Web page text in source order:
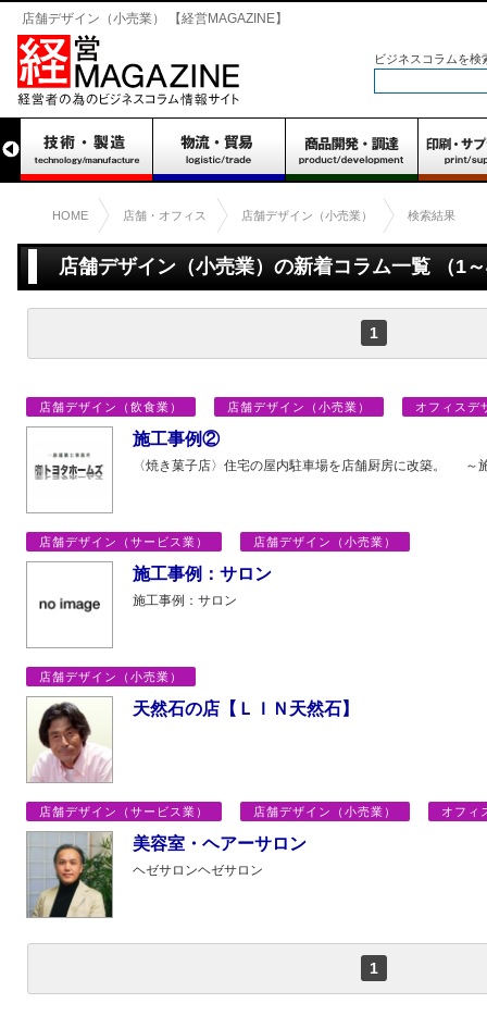
店舗デザイン（小売業） 【経営MAGAZINE】
ビジネスコラムを検
HOME 店舗・オフィス 店舗デザイン（小売業） 検索結果
店舗デザイン（小売業）の新着コラム一覧 （1
1
店舗デザイン（飲食業） 店舗デザイン（小売業） オフィスデ
施工事例②
〈焼き菓子店〉住宅の屋内駐車場を店舗厨房に改築。
店舗デザイン（サービス業） 店舗デザイン（小売業）
施工事例：サロン
施工事例：サロン
店舗デザイン（小売業）
天然石の店【ＬＩＮ天然石】
店舗デザイン（サービス業） 店舗デザイン（小売業） オフィ
美容室・ヘアーサロン
ヘゼサロンヘゼサロン
1